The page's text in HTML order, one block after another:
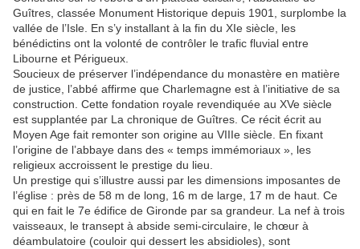
Guîtres, classée Monument Historique depuis 1901, surplombe la
vallée de l’Isle. En s’y installant à la fin du XIe siècle, les
bénédictins ont la volonté de contrôler le trafic fluvial entre
Libourne et Périgueux.
Soucieux de préserver l’indépendance du monastère en matière
de justice, l’abbé affirme que Charlemagne est à l’initiative de sa
construction. Cette fondation royale revendiquée au XVe siècle
est supplantée par La chronique de Guîtres. Ce récit écrit au
Moyen Age fait remonter son origine au VIIIe siècle. En fixant
l’origine de l’abbaye dans des « temps immémoriaux », les
religieux accroissent le prestige du lieu.
Un prestige qui s’illustre aussi par les dimensions imposantes de
l’église : près de 58 m de long, 16 m de large, 17 m de haut. Ce
qui en fait le 7e édifice de Gironde par sa grandeur. La nef à trois
vaisseaux, le transept à abside semi-circulaire, le chœur à
déambulatoire (couloir qui dessert les absidioles), sont